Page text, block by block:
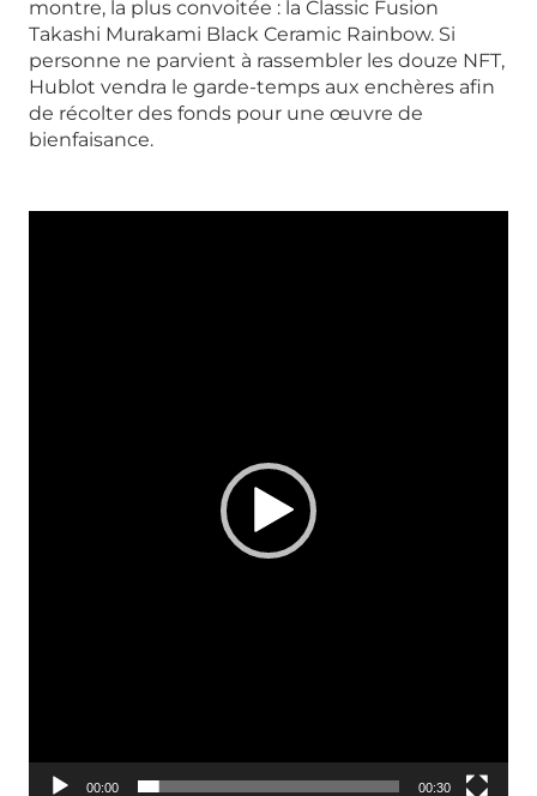
montre, la plus convoitée : la Classic Fusion
Takashi Murakami Black Ceramic Rainbow. Si
personne ne parvient à rassembler les douze NFT,
Hublot vendra le garde-temps aux enchères afin
de récolter des fonds pour une œuvre de
bienfaisance.
00:00 00:30